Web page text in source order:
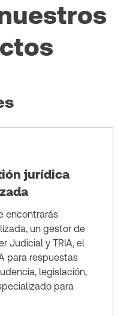
jurídica
encontrarás
un gestor de
Judicial y TRIA, el
para respuestas
legislación,
para